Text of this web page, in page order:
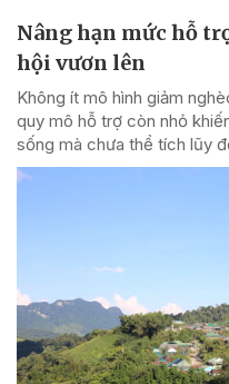
Nâng hạn mức hỗ
hội vươn lên
Không ít mô hình giảm
quy mô hỗ trợ còn nhỏ
sống mà chưa thể tích lũy